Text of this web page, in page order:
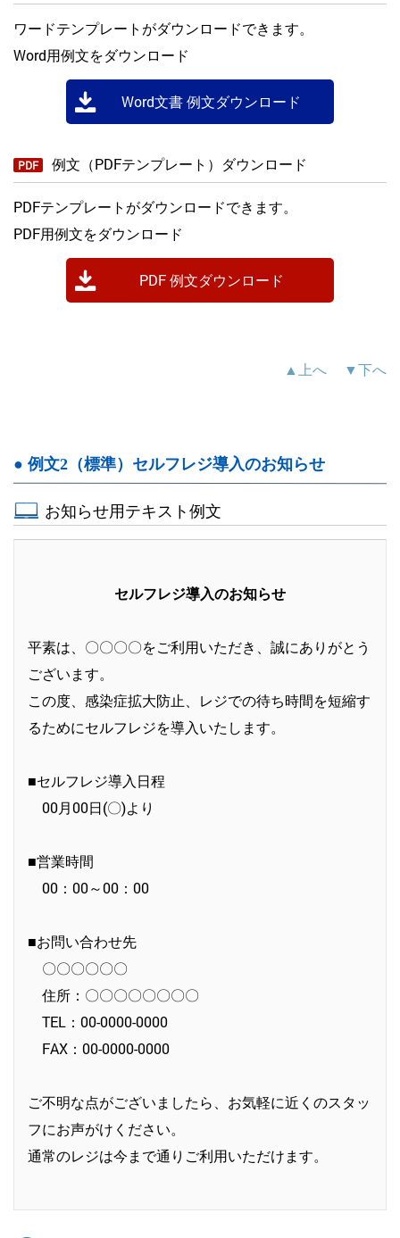
ワードテンプレートがダウンロードできます。
Word用例文をダウンロード
Word文書 例文ダウンロード
PDF 例文（PDFテンプレート）ダウンロード
PDFテンプレートがダウンロードできます。
PDF用例文をダウンロード
PDF 例文ダウンロード
▲上へ ▼下へ
● 例文2（標準）セルフレジ導入のお知らせ
お知らせ用テキスト例文
セルフレジ導入のお知らせ
平素は、〇〇〇〇をご利用いただき、誠にありがとう
ございます。
この度、感染症拡大防止、レジでの待ち時間を短縮す
るためにセルフレジを導入いたします。
■セルフレジ導入日程
00月00日(〇)より
■営業時間
00：00～00：00
■お問い合わせ先
〇〇〇〇〇〇
住所：〇〇〇〇〇〇〇〇
TEL：00-0000-0000
FAX：00-0000-0000
ご不明な点がございましたら、お気軽に近くのスタッ
フにお声がけください。
通常のレジは今まで通りご利用いただけます。